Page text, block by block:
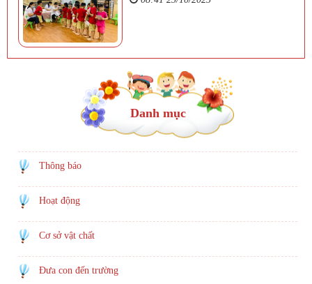
Danh mục
Thông báo
Hoạt động
Cơ sở vật chất
Đưa con đến trường